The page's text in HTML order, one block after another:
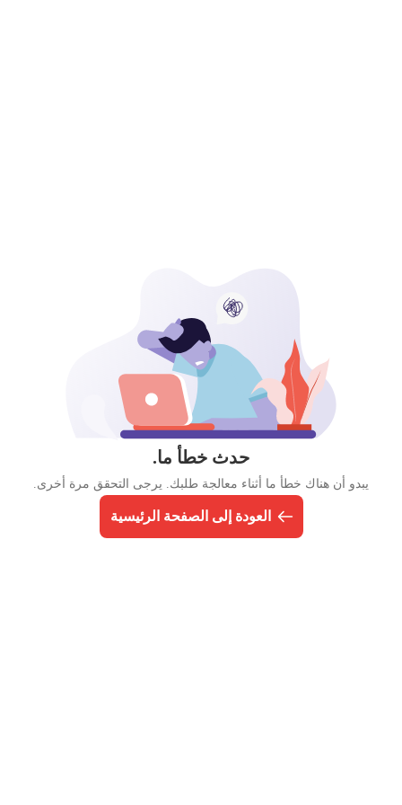
حدث خطأ ما.
يبدو أن هناك خطأ ما أثناء معالجة طلبك. يرجى التحقق مرة أخرى.
العودة إلى الصفحة الرئيسية